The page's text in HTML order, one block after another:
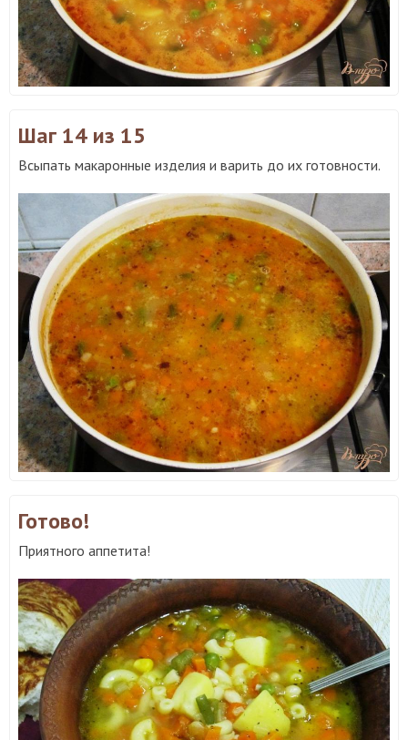
Шаг 14 из 15
Всыпать макаронные изделия и варить до их готовности.
Готово!
Приятного аппетита!